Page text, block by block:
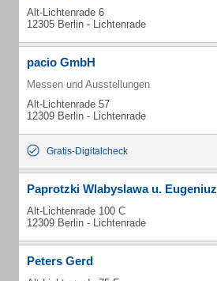
Alt-Lichtenrade 6
12305 Berlin - Lichtenrade
pacio GmbH
Messen und Ausstellungen
Alt-Lichtenrade 57
12309 Berlin - Lichtenrade
Gratis-Digitalcheck
Paprotzki Wlabyslawa u. Eugeniuz
Alt-Lichtenrade 100 C
12309 Berlin - Lichtenrade
Peters Gerd